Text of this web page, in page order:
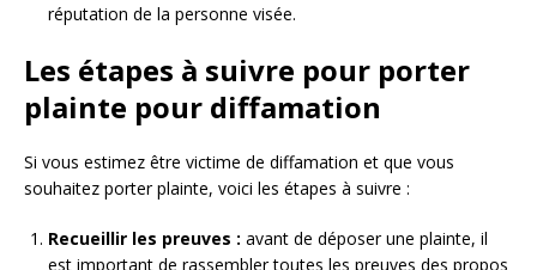
réputation de la personne visée.
Les étapes à suivre pour porter
plainte pour diffamation
Si vous estimez être victime de diffamation et que vous
souhaitez porter plainte, voici les étapes à suivre :
Recueillir les preuves : avant de déposer une plainte, il
est important de rassembler toutes les preuves des propos